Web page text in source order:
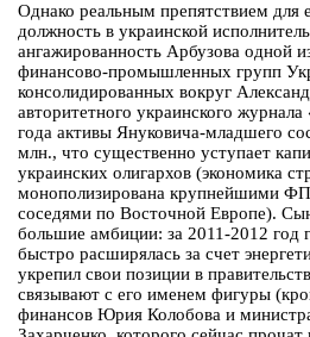
Однако реальным препятствием для
должность в украинской
ангажированность Арбузова одной
финансово-промышленных групп
консолидированных вокруг
авторитетного украинского
года активы Януковича-младшего
млн., что существенно уступает
украинских олигархов (экономика
монополизирована крупнейшими
соседями по Восточной Европе).
большие амбиции: за 2011-2012 год
быстро расширялась за счет
укрепил свои позиции в
связывают с его именем фигуры
финансов Юрия Колобова и